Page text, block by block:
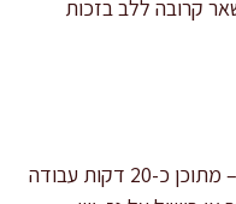
קרובה ללב בזכות
ההכנה המלאה אורכת כשעתיים וחצי – מתוכן כ-20 דקות עבודה